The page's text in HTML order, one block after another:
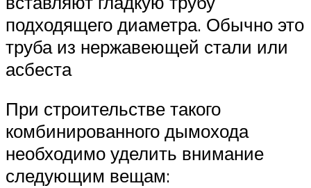
подходящего диаметра. Обычно это
труба из нержавеющей стали или
асбеста
При строительстве такого
комбинированного дымохода
необходимо уделить внимание
следующим вещам: